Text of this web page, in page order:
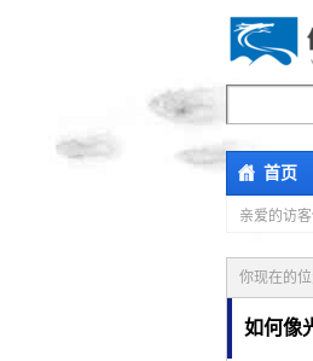
首页
亲爱的访客
你现在的位
如何像